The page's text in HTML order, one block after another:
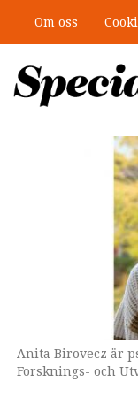
huvudinnehåll
Om oss
Anita Birovecz är
Forsknings- och
Ny